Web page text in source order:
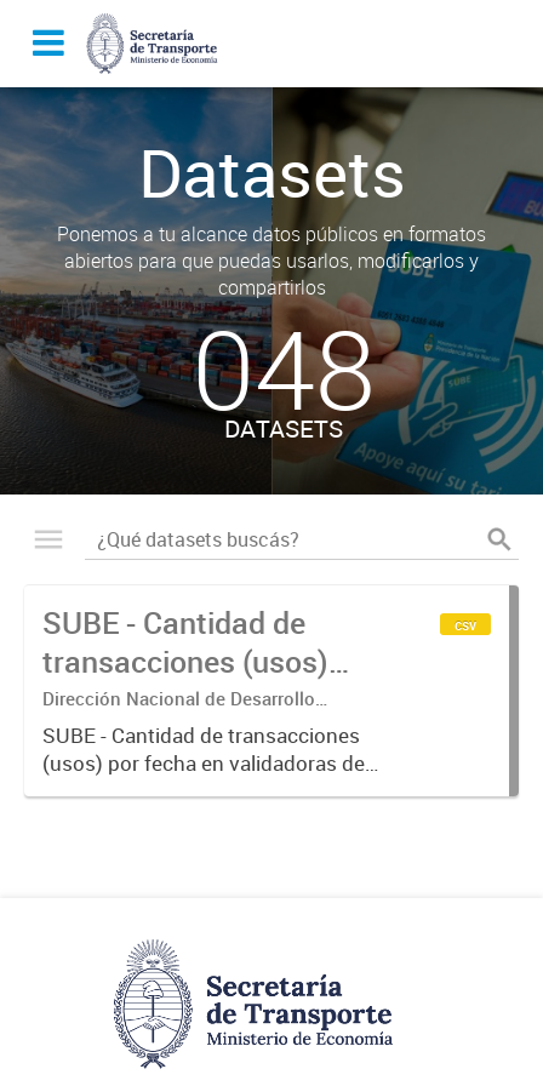
Datasets
Ponemos a tu alcance datos públicos en formatos
abiertos para que puedas usarlos, modificarlos y
compartirlos
048
DATASETS
SUBE - Cantidad de
transacciones (usos)
por fecha
Dirección Nacional de Desarrollo
Tecnológico - Ministerio de Transporte.
SUBE - Cantidad de transacciones
(usos) por fecha en validadoras de
la red SUBE.
csv